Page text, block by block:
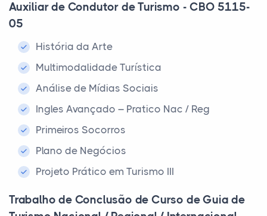
Auxiliar de Condutor de Turismo - CBO 5115-
05
História da Arte
Multimodalidade Turística
Análise de Mídias Sociais
Ingles Avançado – Pratico Nac / Reg
Primeiros Socorros
Plano de Negócios
Projeto Prático em Turismo III
Trabalho de Conclusão de Curso de Guia de